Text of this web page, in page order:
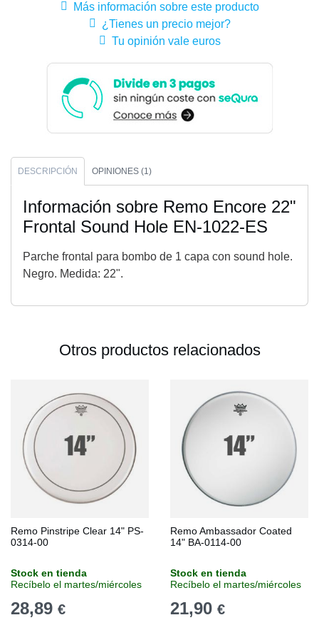
Más información sobre este producto
¿Tienes un precio mejor?
Tu opinión vale euros
DESCRIPCIÓN OPINIONES (1)
Información sobre Remo Encore 22"
Frontal Sound Hole EN-1022-ES
Parche frontal para bombo de 1 capa con sound hole.
Negro. Medida: 22".
Otros productos relacionados
Remo Pinstripe Clear 14" PS-
0314-00
Stock en tienda
Recíbelo el martes/miércoles
28,89 €
Remo Ambassador Coated
14" BA-0114-00
Stock en tienda
Recíbelo el martes/miércoles
21,90 €